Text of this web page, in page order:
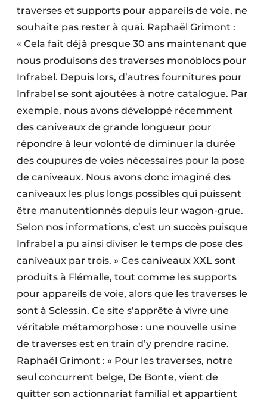
traverses et supports pour appareils de voie, ne
souhaite pas rester à quai. Raphaël Grimont :
« Cela fait déjà presque 30 ans maintenant que
nous produisons des traverses monoblocs pour
Infrabel. Depuis lors, d’autres fournitures pour
Infrabel se sont ajoutées à notre catalogue. Par
exemple, nous avons développé récemment
des caniveaux de grande longueur pour
répondre à leur volonté de diminuer la durée
des coupures de voies nécessaires pour la pose
de caniveaux. Nous avons donc imaginé des
caniveaux les plus longs possibles qui puissent
être manutentionnés depuis leur wagon-grue.
Selon nos informations, c’est un succès puisque
Infrabel a pu ainsi diviser le temps de pose des
caniveaux par trois. » Ces caniveaux XXL sont
produits à Flémalle, tout comme les supports
pour appareils de voie, alors que les traverses le
sont à Sclessin. Ce site s’apprête à vivre une
véritable métamorphose : une nouvelle usine
de traverses est en train d’y prendre racine.
Raphaël Grimont : « Pour les traverses, notre
seul concurrent belge, De Bonte, vient de
quitter son actionnariat familial et appartient